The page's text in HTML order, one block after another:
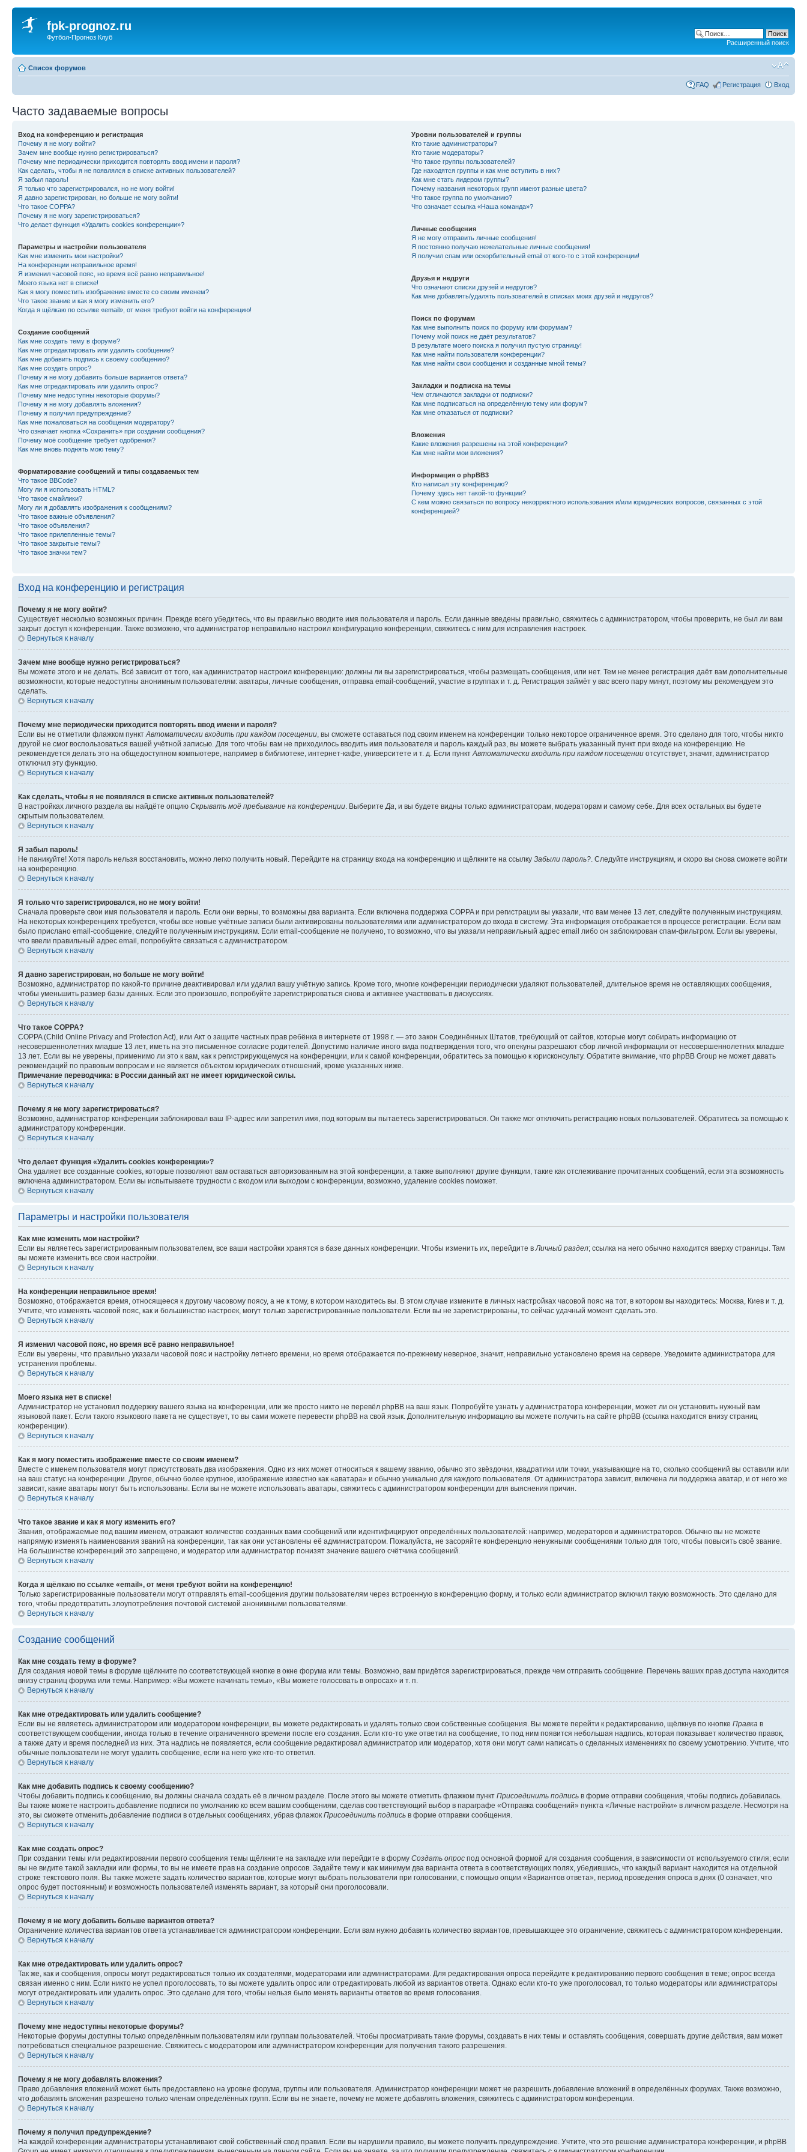
fpk-prognoz.ru
Футбол-Прогноз Клуб
Расширенный поиск
Список форумов
FAQ Регистрация Вход
Часто задаваемые вопросы
Вход на конференцию и регистрация
Почему я не могу войти?
Зачем мне вообще нужно регистрироваться?
Почему мне периодически приходится повторять ввод имени и пароля?
Как сделать, чтобы я не появлялся в списке активных пользователей?
Я забыл пароль!
Я только что зарегистрировался, но не могу войти!
Я давно зарегистрирован, но больше не могу войти!
Что такое COPPA?
Почему я не могу зарегистрироваться?
Что делает функция «Удалить cookies конференции»?
Параметры и настройки пользователя
Как мне изменить мои настройки?
На конференции неправильное время!
Я изменил часовой пояс, но время всё равно неправильное!
Моего языка нет в списке!
Как я могу поместить изображение вместе со своим именем?
Что такое звание и как я могу изменить его?
Когда я щёлкаю по ссылке «email», от меня требуют войти на конференцию!
Создание сообщений
Как мне создать тему в форуме?
Как мне отредактировать или удалить сообщение?
Как мне добавить подпись к своему сообщению?
Как мне создать опрос?
Почему я не могу добавить больше вариантов ответа?
Как мне отредактировать или удалить опрос?
Почему мне недоступны некоторые форумы?
Почему я не могу добавлять вложения?
Почему я получил предупреждение?
Как мне пожаловаться на сообщения модератору?
Что означает кнопка «Сохранить» при создании сообщения?
Почему моё сообщение требует одобрения?
Как мне вновь поднять мою тему?
Форматирование сообщений и типы создаваемых тем
Что такое BBCode?
Могу ли я использовать HTML?
Что такое смайлики?
Могу ли я добавлять изображения к сообщениям?
Что такое важные объявления?
Что такое объявления?
Что такое прилепленные темы?
Что такое закрытые темы?
Что такое значки тем?
Уровни пользователей и группы
Кто такие администраторы?
Кто такие модераторы?
Что такое группы пользователей?
Где находятся группы и как мне вступить в них?
Как мне стать лидером группы?
Почему названия некоторых групп имеют разные цвета?
Что такое группа по умолчанию?
Что означает ссылка «Наша команда»?
Личные сообщения
Я не могу отправить личные сообщения!
Я постоянно получаю нежелательные личные сообщения!
Я получил спам или оскорбительный email от кого-то с этой конференции!
Друзья и недруги
Что означают списки друзей и недругов?
Как мне добавлять/удалять пользователей в списках моих друзей и недругов?
Поиск по форумам
Как мне выполнить поиск по форуму или форумам?
Почему мой поиск не даёт результатов?
В результате моего поиска я получил пустую страницу!
Как мне найти пользователя конференции?
Как мне найти свои сообщения и созданные мной темы?
Закладки и подписка на темы
Чем отличаются закладки от подписки?
Как мне подписаться на определённую тему или форум?
Как мне отказаться от подписки?
Вложения
Какие вложения разрешены на этой конференции?
Как мне найти мои вложения?
Информация о phpBB3
Кто написал эту конференцию?
Почему здесь нет такой-то функции?
С кем можно связаться по вопросу некорректного использования и/или юридических вопросов, связанных с этой
конференцией?
Вход на конференцию и регистрация
Почему я не могу войти?
Существует несколько возможных причин. Прежде всего убедитесь, что вы правильно вводите имя пользователя и пароль. Если данные введены правильно, свяжитесь с администратором, чтобы проверить, не был ли вам
закрыт доступ к конференции. Также возможно, что администратор неправильно настроил конфигурацию конференции, свяжитесь с ним для исправления настроек.
Вернуться к началу
Зачем мне вообще нужно регистрироваться?
Вы можете этого и не делать. Всё зависит от того, как администратор настроил конференцию: должны ли вы зарегистрироваться, чтобы размещать сообщения, или нет. Тем не менее регистрация даёт вам дополнительные
возможности, которые недоступны анонимным пользователям: аватары, личные сообщения, отправка email-сообщений, участие в группах и т. д. Регистрация займёт у вас всего пару минут, поэтому мы рекомендуем это
сделать.
Вернуться к началу
Почему мне периодически приходится повторять ввод имени и пароля?
Если вы не отметили флажком пункт Автоматически входить при каждом посещении , вы сможете оставаться под своим именем на конференции только некоторое ограниченное время. Это сделано для того, чтобы никто
другой не смог воспользоваться вашей учётной записью. Для того чтобы вам не приходилось вводить имя пользователя и пароль каждый раз, вы можете выбрать указанный пункт при входе на конференцию. Не
рекомендуется делать это на общедоступном компьютере, например в библиотеке, интернет-кафе, университете и т. д. Если пункт Автоматически входить при каждом посещении отсутствует, значит, администратор
отключил эту функцию.
Вернуться к началу
Как сделать, чтобы я не появлялся в списке активных пользователей?
В настройках личного раздела вы найдёте опцию Скрывать моё пребывание на конференции . Выберите Да , и вы будете видны только администраторам, модераторам и самому себе. Для всех остальных вы будете
скрытым пользователем.
Вернуться к началу
Я забыл пароль!
Не паникуйте! Хотя пароль нельзя восстановить, можно легко получить новый. Перейдите на страницу входа на конференцию и щёлкните на ссылку Забыли пароль? . Следуйте инструкциям, и скоро вы снова сможете войти
на конференцию.
Вернуться к началу
Я только что зарегистрировался, но не могу войти!
Сначала проверьте свои имя пользователя и пароль. Если они верны, то возможны два варианта. Если включена поддержка COPPA и при регистрации вы указали, что вам менее 13 лет, следуйте полученным инструкциям.
На некоторых конференциях требуется, чтобы все новые учётные записи были активированы пользователями или администратором до входа в систему. Эта информация отображается в процессе регистрации. Если вам
было прислано email-сообщение, следуйте полученным инструкциям. Если email-сообщение не получено, то возможно, что вы указали неправильный адрес email либо он заблокирован спам-фильтром. Если вы уверены,
что ввели правильный адрес email, попробуйте связаться с администратором.
Вернуться к началу
Я давно зарегистрирован, но больше не могу войти!
Возможно, администратор по какой-то причине деактивировал или удалил вашу учётную запись. Кроме того, многие конференции периодически удаляют пользователей, длительное время не оставляющих сообщения,
чтобы уменьшить размер базы данных. Если это произошло, попробуйте зарегистрироваться снова и активнее участвовать в дискуссиях.
Вернуться к началу
Что такое COPPA?
COPPA (Child Online Privacy and Protection Act), или Акт о защите частных прав ребёнка в интернете от 1998 г. — это закон Соединённых Штатов, требующий от сайтов, которые могут собирать информацию от
несовершеннолетних младше 13 лет, иметь на это письменное согласие родителей. Допустимо наличие иного вида подтверждения того, что опекуны разрешают сбор личной информации от несовершеннолетних младше
13 лет. Если вы не уверены, применимо ли это к вам, как к регистрирующемуся на конференции, или к самой конференции, обратитесь за помощью к юрисконсульту. Обратите внимание, что phpBB Group не может давать
рекомендаций по правовым вопросам и не является объектом юридических отношений, кроме указанных ниже.
Примечание переводчика: в России данный акт не имеет юридической силы.
Вернуться к началу
Почему я не могу зарегистрироваться?
Возможно, администратор конференции заблокировал ваш IP-адрес или запретил имя, под которым вы пытаетесь зарегистрироваться. Он также мог отключить регистрацию новых пользователей. Обратитесь за помощью к
администратору конференции.
Вернуться к началу
Что делает функция «Удалить cookies конференции»?
Она удаляет все созданные cookies, которые позволяют вам оставаться авторизованным на этой конференции, а также выполняют другие функции, такие как отслеживание прочитанных сообщений, если эта возможность
включена администратором. Если вы испытываете трудности с входом или выходом с конференции, возможно, удаление cookies поможет.
Вернуться к началу
Параметры и настройки пользователя
Как мне изменить мои настройки?
Если вы являетесь зарегистрированным пользователем, все ваши настройки хранятся в базе данных конференции. Чтобы изменить их, перейдите в Личный раздел; ссылка на него обычно находится вверху страницы. Там
вы можете изменить все свои настройки.
Вернуться к началу
На конференции неправильное время!
Возможно, отображается время, относящееся к другому часовому поясу, а не к тому, в котором находитесь вы. В этом случае измените в личных настройках часовой пояс на тот, в котором вы находитесь: Москва, Киев и т. д.
Учтите, что изменять часовой пояс, как и большинство настроек, могут только зарегистрированные пользователи. Если вы не зарегистрированы, то сейчас удачный момент сделать это.
Вернуться к началу
Я изменил часовой пояс, но время всё равно неправильное!
Если вы уверены, что правильно указали часовой пояс и настройку летнего времени, но время отображается по-прежнему неверное, значит, неправильно установлено время на сервере. Уведомите администратора для
устранения проблемы.
Вернуться к началу
Моего языка нет в списке!
Администратор не установил поддержку вашего языка на конференции, или же просто никто не перевёл phpBB на ваш язык. Попробуйте узнать у администратора конференции, может ли он установить нужный вам
языковой пакет. Если такого языкового пакета не существует, то вы сами можете перевести phpBB на свой язык. Дополнительную информацию вы можете получить на сайте phpBB (ссылка находится внизу страниц
конференции).
Вернуться к началу
Как я могу поместить изображение вместе со своим именем?
Вместе с именем пользователя могут присутствовать два изображения. Одно из них может относиться к вашему званию, обычно это звёздочки, квадратики или точки, указывающие на то, сколько сообщений вы оставили или
на ваш статус на конференции. Другое, обычно более крупное, изображение известно как «аватара» и обычно уникально для каждого пользователя. От администратора зависит, включена ли поддержка аватар, и от него же
зависит, какие аватары могут быть использованы. Если вы не можете использовать аватары, свяжитесь с администратором конференции для выяснения причин.
Вернуться к началу
Что такое звание и как я могу изменить его?
Звания, отображаемые под вашим именем, отражают количество созданных вами сообщений или идентифицируют определённых пользователей: например, модераторов и администраторов. Обычно вы не можете
напрямую изменять наименования званий на конференции, так как они установлены её администратором. Пожалуйста, не засоряйте конференцию ненужными сообщениями только для того, чтобы повысить своё звание.
На большинстве конференций это запрещено, и модератор или администратор понизят значение вашего счётчика сообщений.
Вернуться к началу
Когда я щёлкаю по ссылке «email», от меня требуют войти на конференцию!
Только зарегистрированные пользователи могут отправлять email-сообщения другим пользователям через встроенную в конференцию форму, и только если администратор включил такую возможность. Это сделано для
того, чтобы предотвратить злоупотребления почтовой системой анонимными пользователями.
Вернуться к началу
Создание сообщений
Как мне создать тему в форуме?
Для создания новой темы в форуме щёлкните по соответствующей кнопке в окне форума или темы. Возможно, вам придётся зарегистрироваться, прежде чем отправить сообщение. Перечень ваших прав доступа находится
внизу страниц форума или темы. Например: «Вы можете начинать темы», «Вы можете голосовать в опросах» и т. п.
Вернуться к началу
Как мне отредактировать или удалить сообщение?
Если вы не являетесь администратором или модератором конференции, вы можете редактировать и удалять только свои собственные сообщения. Вы можете перейти к редактированию, щёлкнув по кнопке Правка в
соответствующем сообщении, иногда только в течение ограниченного времени после его создания. Если кто-то уже ответил на сообщение, то под ним появится небольшая надпись, которая показывает количество правок,
а также дату и время последней из них. Эта надпись не появляется, если сообщение редактировал администратор или модератор, хотя они могут сами написать о сделанных изменениях по своему усмотрению. Учтите, что
обычные пользователи не могут удалить сообщение, если на него уже кто-то ответил.
Вернуться к началу
Как мне добавить подпись к своему сообщению?
Чтобы добавить подпись к сообщению, вы должны сначала создать её в личном разделе. После этого вы можете отметить флажком пункт Присоединить подпись в форме отправки сообщения, чтобы подпись добавилась.
Вы также можете настроить добавление подписи по умолчанию ко всем вашим сообщениям, сделав соответствующий выбор в параграфе «Отправка сообщений» пункта «Личные настройки» в личном разделе. Несмотря на
это, вы сможете отменить добавление подписи в отдельных сообщениях, убрав флажок Присоединить подпись в форме отправки сообщения.
Вернуться к началу
Как мне создать опрос?
При создании темы или редактировании первого сообщения темы щёлкните на закладке или перейдите в форму Создать опрос под основной формой для создания сообщения, в зависимости от используемого стиля; если
вы не видите такой закладки или формы, то вы не имеете прав на создание опросов. Задайте тему и как минимум два варианта ответа в соответствующих полях, убедившись, что каждый вариант находится на отдельной
строке текстового поля. Вы также можете задать количество вариантов, которые могут выбрать пользователи при голосовании, с помощью опции «Вариантов ответа», период проведения опроса в днях (0 означает, что
опрос будет постоянным) и возможность пользователей изменять вариант, за который они проголосовали.
Вернуться к началу
Почему я не могу добавить больше вариантов ответа?
Ограничение количества вариантов ответа устанавливается администратором конференции. Если вам нужно добавить количество вариантов, превышающее это ограничение, свяжитесь с администратором конференции.
Вернуться к началу
Как мне отредактировать или удалить опрос?
Так же, как и сообщения, опросы могут редактироваться только их создателями, модераторами или администраторами. Для редактирования опроса перейдите к редактированию первого сообщения в теме; опрос всегда
связан именно с ним. Если никто не успел проголосовать, то вы можете удалить опрос или отредактировать любой из вариантов ответа. Однако если кто-то уже проголосовал, то только модераторы или администраторы
могут отредактировать или удалить опрос. Это сделано для того, чтобы нельзя было менять варианты ответов во время голосования.
Вернуться к началу
Почему мне недоступны некоторые форумы?
Некоторые форумы доступны только определённым пользователям или группам пользователей. Чтобы просматривать такие форумы, создавать в них темы и оставлять сообщения, совершать другие действия, вам может
потребоваться специальное разрешение. Свяжитесь с модератором или администратором конференции для получения такого разрешения.
Вернуться к началу
Почему я не могу добавлять вложения?
Право добавления вложений может быть предоставлено на уровне форума, группы или пользователя. Администратор конференции может не разрешить добавление вложений в определённых форумах. Также возможно,
что добавлять вложения разрешено только членам определённых групп. Если вы не знаете, почему не можете добавлять вложения, свяжитесь с администратором конференции.
Вернуться к началу
Почему я получил предупреждение?
На каждой конференции администраторы устанавливают свой собственный свод правил. Если вы нарушили правило, вы можете получить предупреждение. Учтите, что это решение администратора конференции, и phpBB